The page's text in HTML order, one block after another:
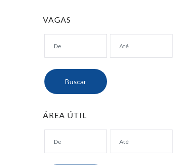
VAGAS
ÁREA ÚTIL